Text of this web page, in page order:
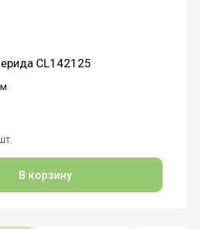
CL142125
В корзину